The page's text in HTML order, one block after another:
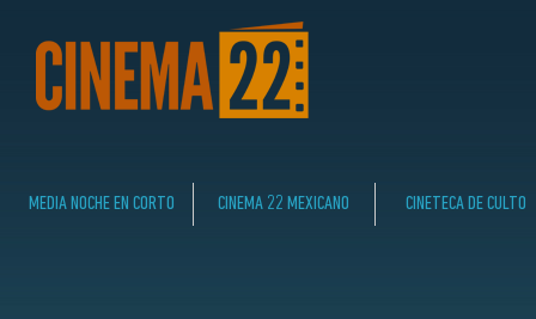
MEDIA NOCHE EN CORTO CINEMA 22 MEXICANO CINETECA DE CULTO